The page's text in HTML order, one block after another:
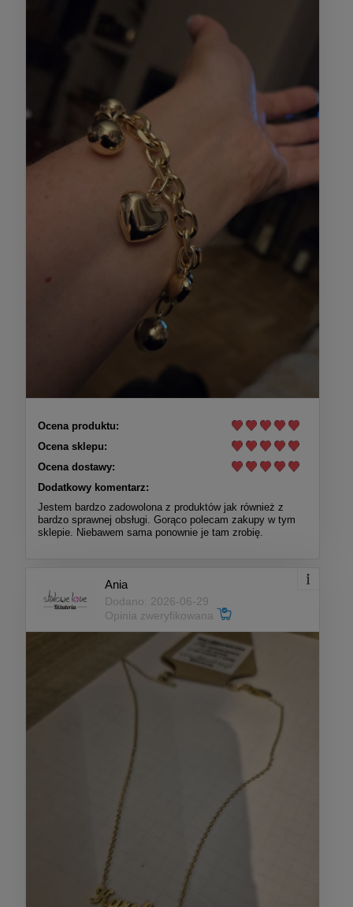
Ocena produktu:
Ocena sklepu:
Ocena dostawy:
Dodatkowy komentarz:
Jestem bardzo zadowolona z produktów jak również z
bardzo sprawnej obsługi. Gorąco polecam zakupy w tym
sklepie. Niebawem sama ponownie je tam zrobię.
Ania
Dodano: 2026-06-29
Opinia zweryfikowana